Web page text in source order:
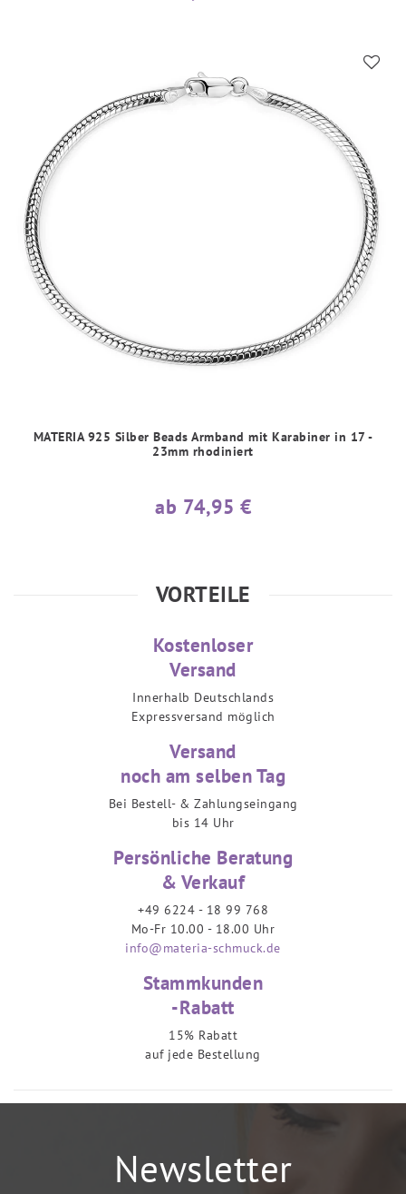
MATERIA 925 Silber Beads Armband mit Karabiner in 17 -
23mm rhodiniert
ab 74,95 €
VORTEILE
Kostenloser
Versand
Innerhalb Deutschlands
Expressversand möglich
Versand
noch am selben Tag
Bei Bestell- & Zahlungseingang
bis 14 Uhr
Persönliche Beratung
& Verkauf
+49 6224 - 18 99 768
Mo-Fr 10.00 - 18.00 Uhr
info@materia-schmuck.de
Stammkunden
-Rabatt
15% Rabatt
auf jede Bestellung
Newsletter